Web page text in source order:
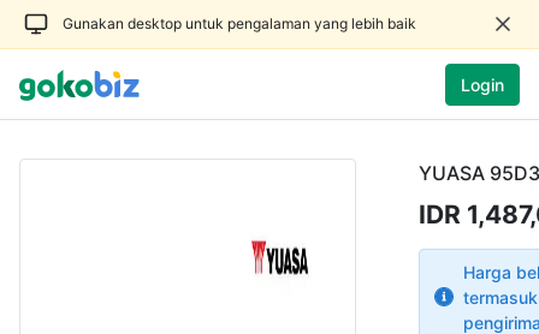
Gunakan desktop untuk pengalaman yang lebih baik
Login
YUASA
IDR
Harga